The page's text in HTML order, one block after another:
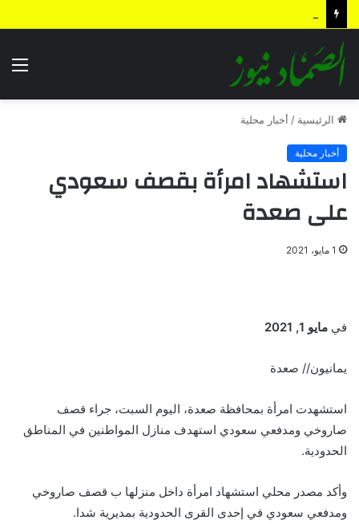
الرئيسية / أخبار محلية
أخبار محلية
استشهاد امرأة بقصف سعودي
على صعدة
1 مايو، 2021
في مايو 1, 2021
يمانيون// صعدة
استشهدت امرأة بمحافظة صعدة، اليوم السبت، جراء قصف
صاروخي ومدفعي سعودي استهدف منازل المواطنين في المناطق
الحدودية.
وأكد مصدر محلي استشهاد امرأة داخل منزلها ب قصف صاروخي
ومدفعي سعودي في إحدى القرى الحدودية بمديرية شدا.